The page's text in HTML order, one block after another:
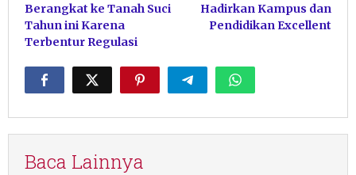
Berangkat ke Tanah Suci
Tahun ini Karena
Terbentur Regulasi
Hadirkan Kampus dan
Pendidikan Excellent
Baca Lainnya